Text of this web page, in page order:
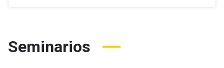
Seminarios